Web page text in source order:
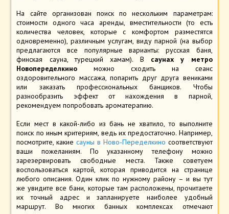
На сайте организован поиск по нескольким параметрам:
стоимости одного часа аренды, вместительности (то есть
количества человек, которые с комфортом разместятся
одновременно), различным услугам, виду парной (на выбор
предлагаются все популярные варианты: русская баня,
финская сауна, турецкий хамам). В саунах у метро
Новопеределкино можно сходить на сеанс
оздоровительного массажа, попарить друг друга вениками
или заказать профессиональных банщиков. Чтобы
разнообразить эффект от нахождения в парной,
рекомендуем попробовать ароматерапию.
Если мест в какой-либо из бань не хватило, то выполните
поиск по иным критериям, ведь их предостаточно. Например,
посмотрите, какиесауны в Ново-Переделкино соответствуют
ваши пожеланиям. По указанному телефону можно
зарезервировать свободные места. Также советуем
воспользоваться картой, которая приводится на странице
любого описания. Один клик по нужному району – и вы тут
же увидите все бани, которые там расположены, прочитаете
их точный адрес и запланируете наиболее удобный
маршрут. Во многих банных комплексах отмечают